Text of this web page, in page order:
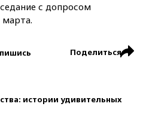
с допросом
марта.
Поделиться
истории удивительных